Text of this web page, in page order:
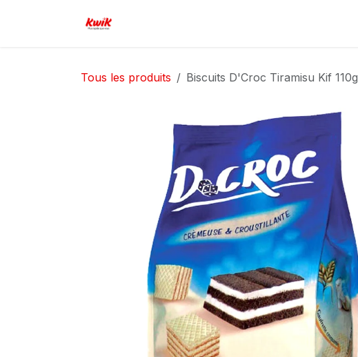
Tous les produits Biscuits D'Croc Tiramisu Kif 110g